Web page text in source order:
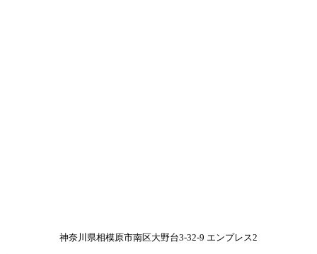
神奈川県相模原市南区大野台3-32-9 エンプレス2